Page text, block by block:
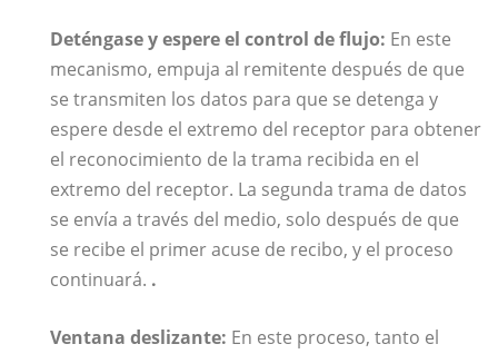
Deténgase y espere el control de flujo: En este
mecanismo, empuja al remitente después de que
se transmiten los datos para que se detenga y
espere desde el extremo del receptor para obtener
el reconocimiento de la trama recibida en el
extremo del receptor. La segunda trama de datos
se envía a través del medio, solo después de que
se recibe el primer acuse de recibo, y el proceso
continuará. .
Ventana deslizante: En este proceso, tanto el